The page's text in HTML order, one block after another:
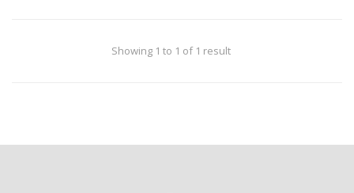
Showing 1 to 1 of 1 result